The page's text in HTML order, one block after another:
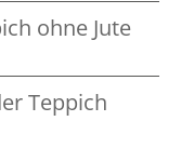
ohne Jute
Teppich